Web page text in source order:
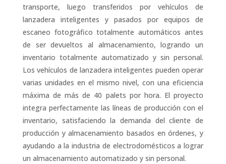
transporte, luego transferidos por vehículos de
lanzadera inteligentes y pasados por equipos de
escaneo fotográfico totalmente automáticos antes
de ser devueltos al almacenamiento, logrando un
inventario totalmente automatizado y sin personal.
Los vehículos de lanzadera inteligentes pueden operar
varias unidades en el mismo nivel, con una eficiencia
máxima de más de 40 palets por hora. El proyecto
integra perfectamente las líneas de producción con el
inventario, satisfaciendo la demanda del cliente de
producción y almacenamiento basados en órdenes, y
ayudando a la industria de electrodomésticos a lograr
un almacenamiento automatizado y sin personal.